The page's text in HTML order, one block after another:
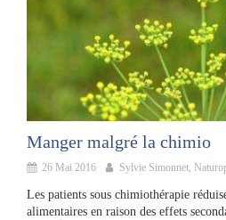
Manger malgré la chimio
26 Mai 2016 Sylvie Simonnet,
Les patients sous chimiothérapie
alimentaires en raison des effets